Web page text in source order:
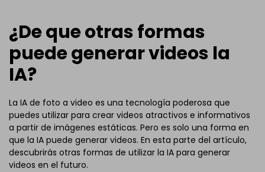
¿De que otras formas
puede generar videos la
IA?
La IA de foto a video es una tecnología poderosa que
puedes utilizar para crear videos atractivos e informativos
a partir de imágenes estáticas. Pero es solo una forma en
que la IA puede generar videos. En esta parte del artículo,
descubrirás otras formas de utilizar la IA para generar
videos en el futuro.